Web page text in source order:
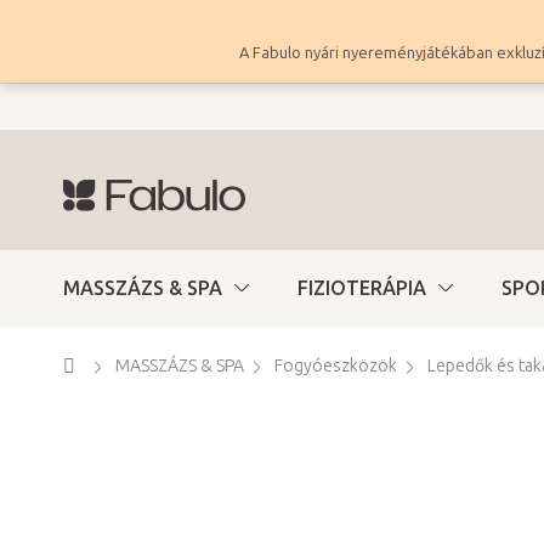
tartalomhoz
A Fabulo nyári nyereményjátékában
MASSZÁZS & SPA FIZIOTERÁPIA
Kezdőlap
MASSZÁZS & SPA Fogyóeszközök Lepedők és